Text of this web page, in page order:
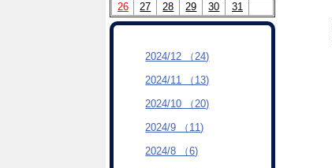
26
27 28 29 30 31
2024/12 （24)
2024/11 （13)
2024/10 （20)
2024/9 （11)
2024/8 （6)